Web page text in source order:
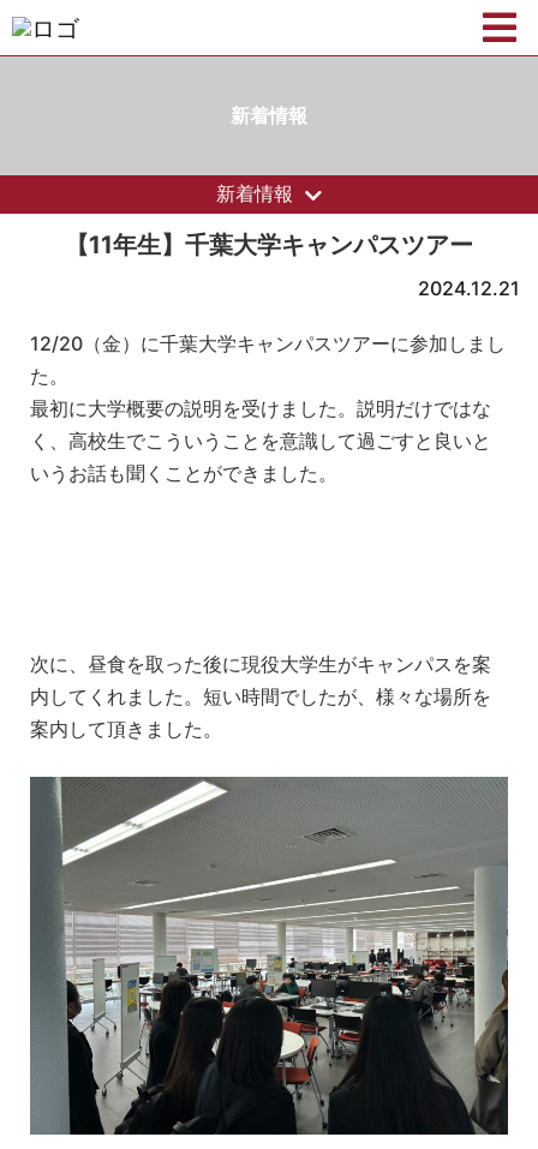
新着情報
新着情報
【11年生】千葉大学キャンパスツアー
2024.12.21
12/20（金）に千葉大学キャンパスツアーに参加しまし
た。
最初に大学概要の説明を受けました。説明だけではな
く、高校生でこういうことを意識して過ごすと良いと
いうお話も聞くことができました。
次に、昼食を取った後に現役大学生がキャンパスを案
内してくれました。短い時間でしたが、様々な場所を
案内して頂きました。